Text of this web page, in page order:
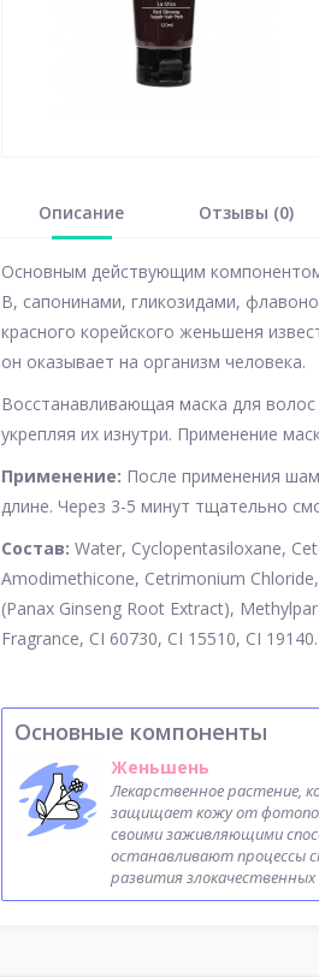
Описание Отзывы (0)
Основным действующим компонентом
В, сапонинами, гликозидами,
красного корейского женьшеня
он оказывает на организм человека.
Восстанавливающая маска для
укрепляя их изнутри. Применение
Применение: После применения
длине. Через 3-5 минут тщательно
Состав: Water, Cyclopentasiloxane,
Amodimethicone, Cetrimonium
(Panax Ginseng Root Extract),
Fragrance, CI 60730, CI 15510, CI 19140.
Основные компоненты
Женьшень
Лекарственное растение,
защищает кожу от
своими заживляющими
останавливают процессы
развития